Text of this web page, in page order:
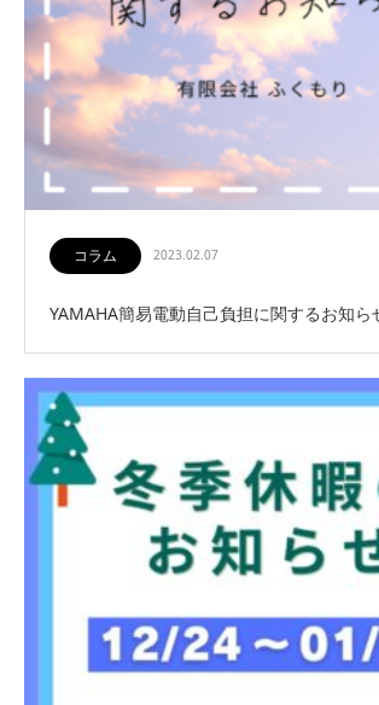
コラム 2023.02.07
YAMAHA簡易電動自己負担に関するお知ら